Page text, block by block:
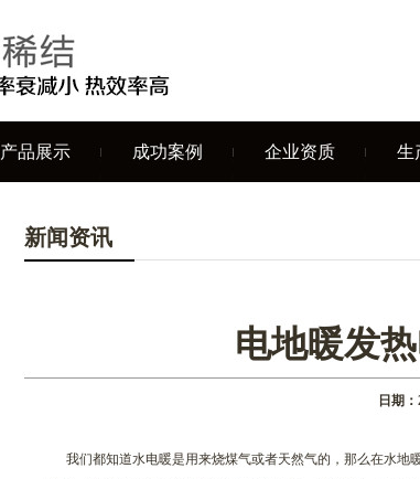
产品展示 成功案例 企业资质 生
新闻资讯
电地暖发
日期
我们都知道水电暖是用来烧煤气或者天然气的，那么在水地